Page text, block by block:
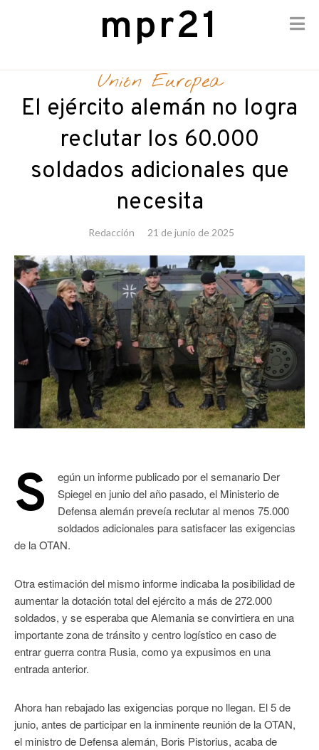
content
mpr21
Unión Europea
El ejército alemán no logra
reclutar los 60.000
soldados adicionales que
necesita
Redacción 21 de junio de 2025
S
egún un informe publicado por el semanario Der
Spiegel en junio del año pasado, el Ministerio de
Defensa alemán preveía reclutar al menos 75.000
soldados adicionales para satisfacer las exigencias
de la OTAN.
Otra estimación del mismo informe indicaba la posibilidad de
aumentar la dotación total del ejército a más de 272.000
soldados, y se esperaba que Alemania se convirtiera en una
importante zona de tránsito y centro logístico en caso de
entrar guerra contra Rusia, como ya expusimos en una
entrada anterior.
Ahora han rebajado las exigencias porque no llegan. El 5 de
junio, antes de participar en la inminente reunión de la OTAN,
el ministro de Defensa alemán, Boris Pistorius, acaba de